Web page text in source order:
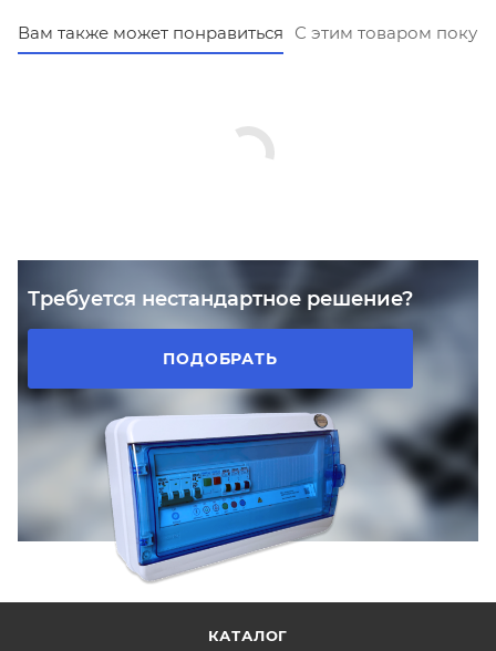
Вам также может понравиться С этим товаром
Требуется нестандартное решение?
ПОДОБРАТЬ
КАТАЛОГ